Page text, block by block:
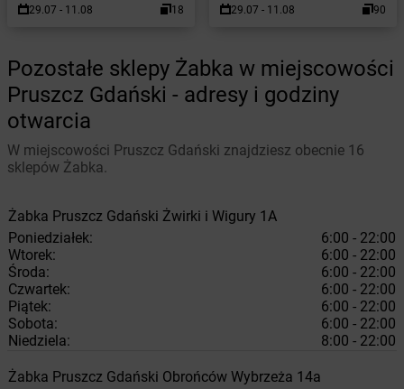
29.07 - 11.08
18
29.07 - 11.08
90
Pozostałe sklepy Żabka w miejscowości
Pruszcz Gdański - adresy i godziny
otwarcia
W miejscowości Pruszcz Gdański znajdziesz obecnie 16
sklepów Żabka.
Żabka Pruszcz Gdański Żwirki i Wigury 1A
Poniedziałek:
6:00 - 22:00
Wtorek:
6:00 - 22:00
Środa:
6:00 - 22:00
Czwartek:
6:00 - 22:00
Piątek:
6:00 - 22:00
Sobota:
6:00 - 22:00
Niedziela:
8:00 - 22:00
Żabka Pruszcz Gdański Obrońców Wybrzeża 14a